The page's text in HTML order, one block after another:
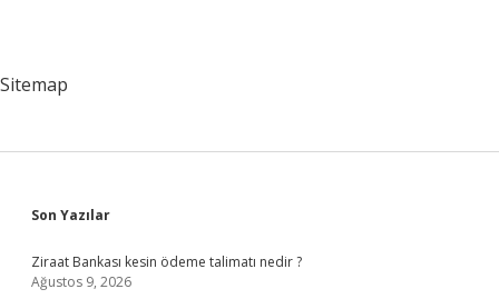
Sitemap
Sidebar
Son Yazılar
Ziraat Bankası kesin ödeme talimatı nedir ?
Ağustos 9, 2026